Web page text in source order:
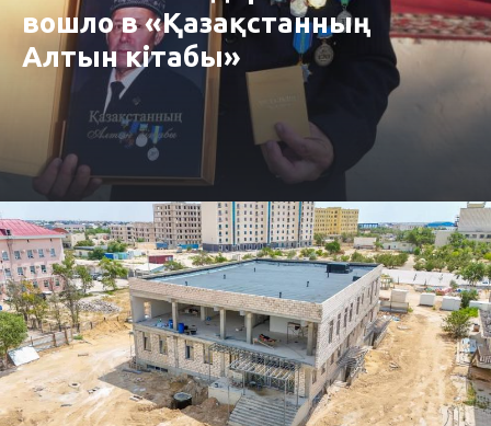
вошло в «Қазақстанның
Алтын кітабы»